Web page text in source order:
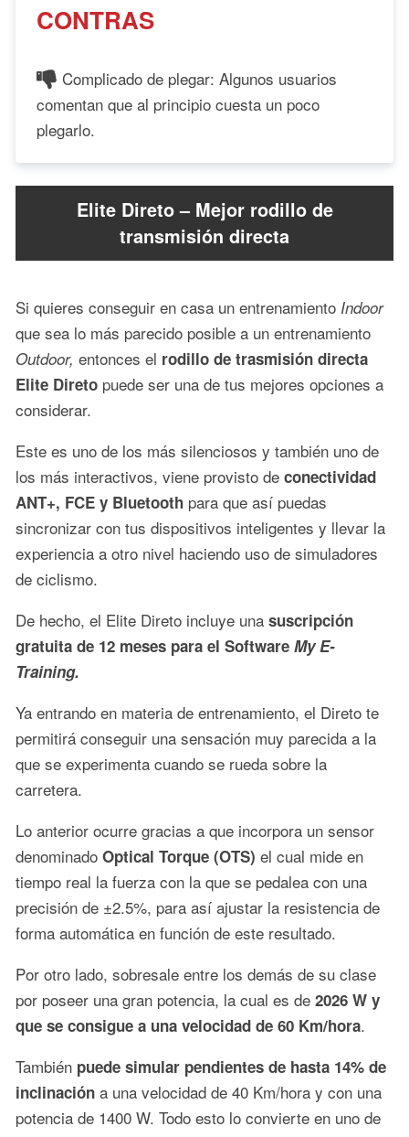
CONTRAS
Complicado de plegar: Algunos usuarios
comentan que al principio cuesta un poco
plegarlo.
Elite Direto – Mejor rodillo de
transmisión directa
Si quieres conseguir en casa un entrenamiento Indoor
que sea lo más parecido posible a un entrenamiento
Outdoor, entonces el rodillo de trasmisión directa
Elite Direto puede ser una de tus mejores opciones a
considerar.
Este es uno de los más silenciosos y también uno de
los más interactivos, viene provisto de conectividad
ANT+, FCE y Bluetooth para que así puedas
sincronizar con tus dispositivos inteligentes y llevar la
experiencia a otro nivel haciendo uso de simuladores
de ciclismo.
De hecho, el Elite Direto incluye una suscripción
gratuita de 12 meses para el Software My E-
Training.
Ya entrando en materia de entrenamiento, el Direto te
permitirá conseguir una sensación muy parecida a la
que se experimenta cuando se rueda sobre la
carretera.
Lo anterior ocurre gracias a que incorpora un sensor
denominado Optical Torque (OTS) el cual mide en
tiempo real la fuerza con la que se pedalea con una
precisión de ±2.5%, para así ajustar la resistencia de
forma automática en función de este resultado.
Por otro lado, sobresale entre los demás de su clase
por poseer una gran potencia, la cual es de 2026 W y
que se consigue a una velocidad de 60 Km/hora.
También puede simular pendientes de hasta 14% de
inclinación a una velocidad de 40 Km/hora y con una
potencia de 1400 W. Todo esto lo convierte en uno de